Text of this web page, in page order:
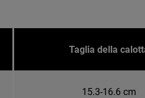
Taglia della
15.3-16.6 cm